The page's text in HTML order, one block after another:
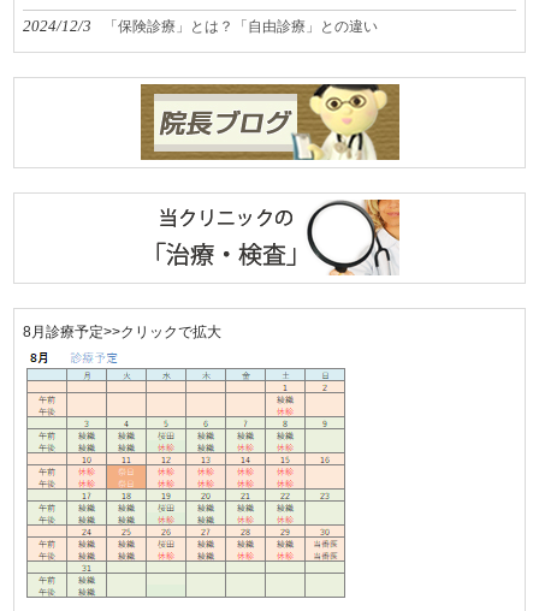
2024/12/3 「保険診療」とは？「自由診療」との違い
8月診療予定>>クリックで拡大